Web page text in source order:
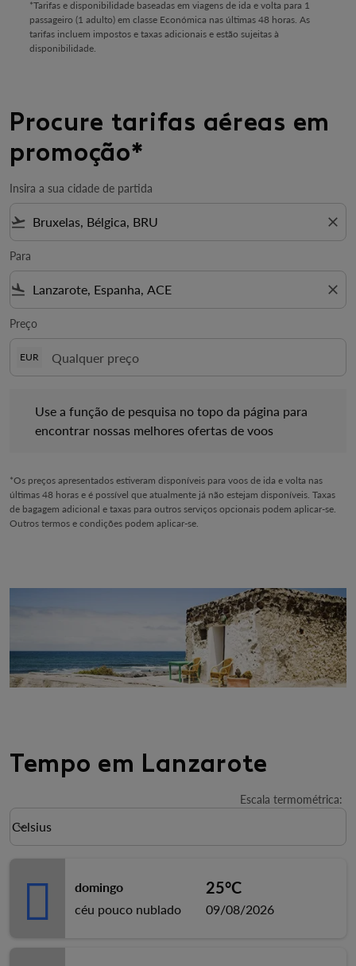
*Tarifas e disponibilidade baseadas em viagens de ida e volta para 1
passageiro (1 adulto) em classe Económica nas últimas 48 horas. As
tarifas incluem impostos e taxas adicionais e estão sujeitas à
disponibilidade.
Procure tarifas aéreas em
promoção*
Insira a sua cidade de partida
flight_takeoff close
Para
flight_land close
Preço
EUR
Use a função de pesquisa no topo da página para
encontrar nossas melhores ofertas de voos
*Os preços apresentados estiveram disponíveis para voos de ida e volta nas
últimas 48 horas e é possível que atualmente já não estejam disponíveis. Taxas
de bagagem adicional e taxas para outros serviços opcionais podem aplicar-se.
Outros termos e condições podem aplicar-se.
Tempo em Lanzarote
Escala termométrica:
Weather unit option Celsius Selected
Celsius
keyboard_arrow_down
domingo
céu pouco nublado
25°C
09/08/2026